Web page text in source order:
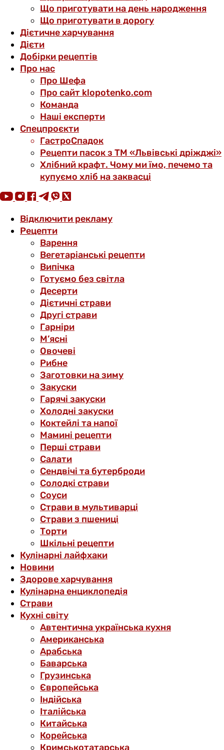
Що приготувати на день народження
Що приготувати в дорогу
Дієтичне харчування
Дієти
Добірки рецептів
Про нас
Про Шефа
Про сайт klopotenko.com
Команда
Наші експерти
Спецпроєкти
ГастроСпадок
Рецепти пасок з ТМ «Львівські дріжджі»
Хлібний крафт. Чому ми їмо, печемо та
купуємо хліб на заквасці
Відключити рекламу
Рецепти
Варення
Вегетаріанські рецепти
Випічка
Готуємо без світла
Десерти
Дієтичні страви
Другі страви
Гарніри
М’ясні
Овочеві
Рибне
Заготовки на зиму
Закуски
Гарячі закуски
Холодні закуски
Коктейлі та напої
Мамині рецепти
Перші страви
Салати
Сендвічі та бутерброди
Солодкі страви
Соуси
Страви в мультиварці
Страви з пшениці
Торти
Шкільні рецепти
Кулінарні лайфхаки
Новини
Здорове харчування
Кулінарна енциклопедія
Страви
Кухні світу
Автентична українська кухня
Американська
Арабська
Баварська
Грузинська
Європейська
Індійська
Італійська
Китайська
Корейська
Кримськотатарська